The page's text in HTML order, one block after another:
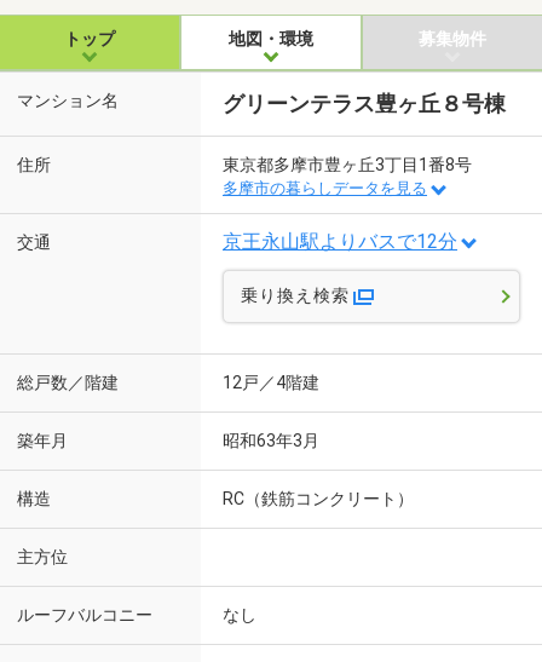
トップ 地図・環境 募集物件
マンション名 グリーンテラス豊ヶ丘８号棟
住所 東京都多摩市豊ヶ丘3丁目1番8号
多摩市の暮らしデータを見る
交通 京王永山駅よりバスで12分
乗り換え検索
総戸数／階建 12戸／4階建
築年月 昭和63年3月
構造 RC（鉄筋コンクリート）
主方位
ルーフバルコニー なし